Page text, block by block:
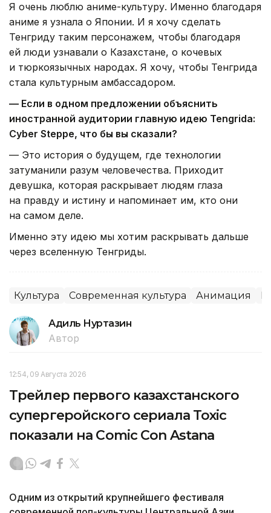
Я очень люблю аниме-культуру. Именно благодаря
аниме я узнала о Японии. И я хочу сделать
Тенгриду таким персонажем, чтобы благодаря
ей люди узнавали о Казахстане, о кочевых
и тюркоязычных народах. Я хочу, чтобы Тенгрида
стала культурным амбассадором.
— Если в одном предложении объяснить
иностранной аудитории главную идею Tengrida:
Cyber Steppe, что бы вы сказали?
— Это история о будущем, где технологии
затуманили разум человечества. Приходит
девушка, которая раскрывает людям глаза
на правду и истину и напоминает им, кто они
на самом деле.
Именно эту идею мы хотим раскрывать дальше
через вселенную Тенгриды.
Культура Современная культура Анимация
Адиль Нуртазин
Автор
12:54, 09 Августа 2026
Трейлер первого казахстанского
супергеройского сериала Toxic
показали на Comic Con Astana
Одним из открытий крупнейшего фестиваля